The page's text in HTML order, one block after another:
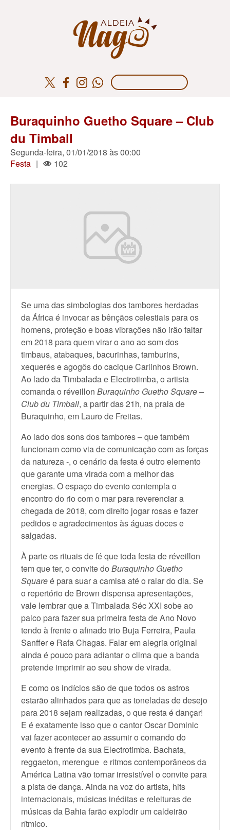
Buraquinho Guetho Square – Club
du Timball
Segunda-feira, 01/01/2018 às 00:00
Festa | 102
Se uma das simbologias dos tambores herdadas
da África é invocar as bênçãos celestiais para os
homens, proteção e boas vibrações não irão faltar
em 2018 para quem virar o ano ao som dos
timbaus, atabaques, bacurinhas, tamburins,
xequerés e agogôs do cacique Carlinhos Brown.
Ao lado da Timbalada e Electrotimba, o artista
comanda o réveillon Buraquinho Guetho Square –
Club du Timball, a partir das 21h, na praia de
Buraquinho, em Lauro de Freitas.
Ao lado dos sons dos tambores – que também
funcionam como via de comunicação com as forças
da natureza -, o cenário da festa é outro elemento
que garante uma virada com a melhor das
energias. O espaço do evento contempla o
encontro do rio com o mar para reverenciar a
chegada de 2018, com direito jogar rosas e fazer
pedidos e agradecimentos às águas doces e
salgadas.
À parte os rituais de fé que toda festa de réveillon
tem que ter, o convite do Buraquinho Guetho
Squareé para suar a camisa até o raiar do dia. Se
o repertório de Brown dispensa apresentações,
vale lembrar que a Timbalada Séc XXI sobe ao
palco para fazer sua primeira festa de Ano Novo
tendo à frente o afinado trio Buja Ferreira, Paula
Sanffer e Rafa Chagas. Falar em alegria original
ainda é pouco para adiantar o clima que a banda
pretende imprimir ao seu show de virada.
E como os indícios são de que todos os astros
estarão alinhados para que as toneladas de desejo
para 2018 sejam realizadas, o que resta é dançar!
E é exatamente isso que o cantor Oscar Dominic
vai fazer acontecer ao assumir o comando do
evento à frente da sua Electrotimba. Bachata,
reggaeton, merengue e ritmos contemporâneos da
América Latina vão tornar irresistível o convite para
a pista de dança. Ainda na voz do artista, hits
internacionais, músicas inéditas e releituras de
músicas da Bahia farão explodir um caldeirão
rítmico.